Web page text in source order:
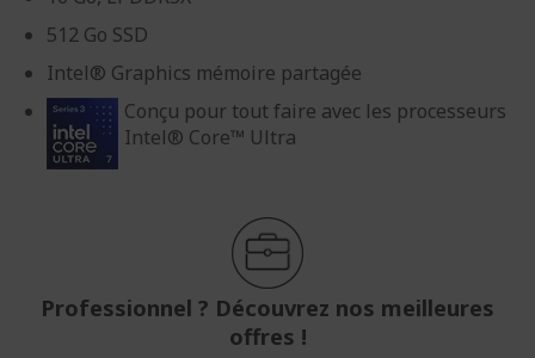
512 Go SSD
Intel® Graphics mémoire partagée
Conçu pour tout faire avec les processeurs
Intel® Core™ Ultra
Professionnel ? Découvrez nos meilleures
offres !